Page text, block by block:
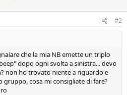
#2
che la mia NB emette un triplo
dopo ogni svolta a sinistra... devo
non ho trovato niente a riguardo e
cosa mi consigliate di fare?